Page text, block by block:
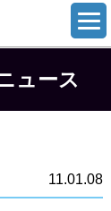
ュース
11.01.08